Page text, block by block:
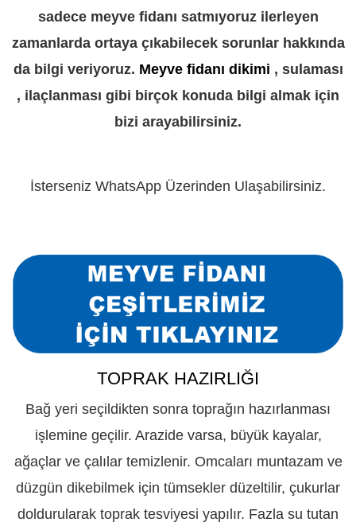
sadece meyve fidanı satmıyoruz ilerleyen
zamanlarda ortaya çıkabilecek sorunlar hakkında
da bilgi veriyoruz. Meyve fidanı dikimi , sulaması
, ilaçlanması gibi birçok konuda bilgi almak için
bizi arayabilirsiniz.
İsterseniz WhatsApp Üzerinden Ulaşabilirsiniz.
TOPRAK HAZIRLIĞI
Bağ yeri seçildikten sonra toprağın hazırlanması
işlemine geçilir. Arazide varsa, büyük kayalar,
ağaçlar ve çalılar temizlenir. Omcaları muntazam ve
düzgün dikebilmek için tümsekler düzeltilir, çukurlar
doldurularak toprak tesviyesi yapılır. Fazla su tutan